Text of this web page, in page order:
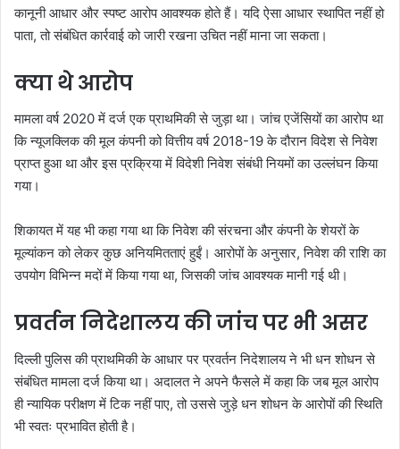
कानूनी आधार और स्पष्ट आरोप आवश्यक होते हैं। यदि ऐसा आधार स्थापित नहीं हो
पाता, तो संबंधित कार्रवाई को जारी रखना उचित नहीं माना जा सकता।
क्या थे आरोप
मामला वर्ष 2020 में दर्ज एक प्राथमिकी से जुड़ा था। जांच एजेंसियों का आरोप था
कि न्यूजक्लिक की मूल कंपनी को वित्तीय वर्ष 2018-19 के दौरान विदेश से निवेश
प्राप्त हुआ था और इस प्रक्रिया में विदेशी निवेश संबंधी नियमों का उल्लंघन किया
गया।
शिकायत में यह भी कहा गया था कि निवेश की संरचना और कंपनी के शेयरों के
मूल्यांकन को लेकर कुछ अनियमितताएं हुईं। आरोपों के अनुसार, निवेश की राशि का
उपयोग विभिन्न मदों में किया गया था, जिसकी जांच आवश्यक मानी गई थी।
प्रवर्तन निदेशालय की जांच पर भी असर
दिल्ली पुलिस की प्राथमिकी के आधार पर प्रवर्तन निदेशालय ने भी धन शोधन से
संबंधित मामला दर्ज किया था। अदालत ने अपने फैसले में कहा कि जब मूल आरोप
ही न्यायिक परीक्षण में टिक नहीं पाए, तो उससे जुड़े धन शोधन के आरोपों की स्थिति
भी स्वतः प्रभावित होती है।